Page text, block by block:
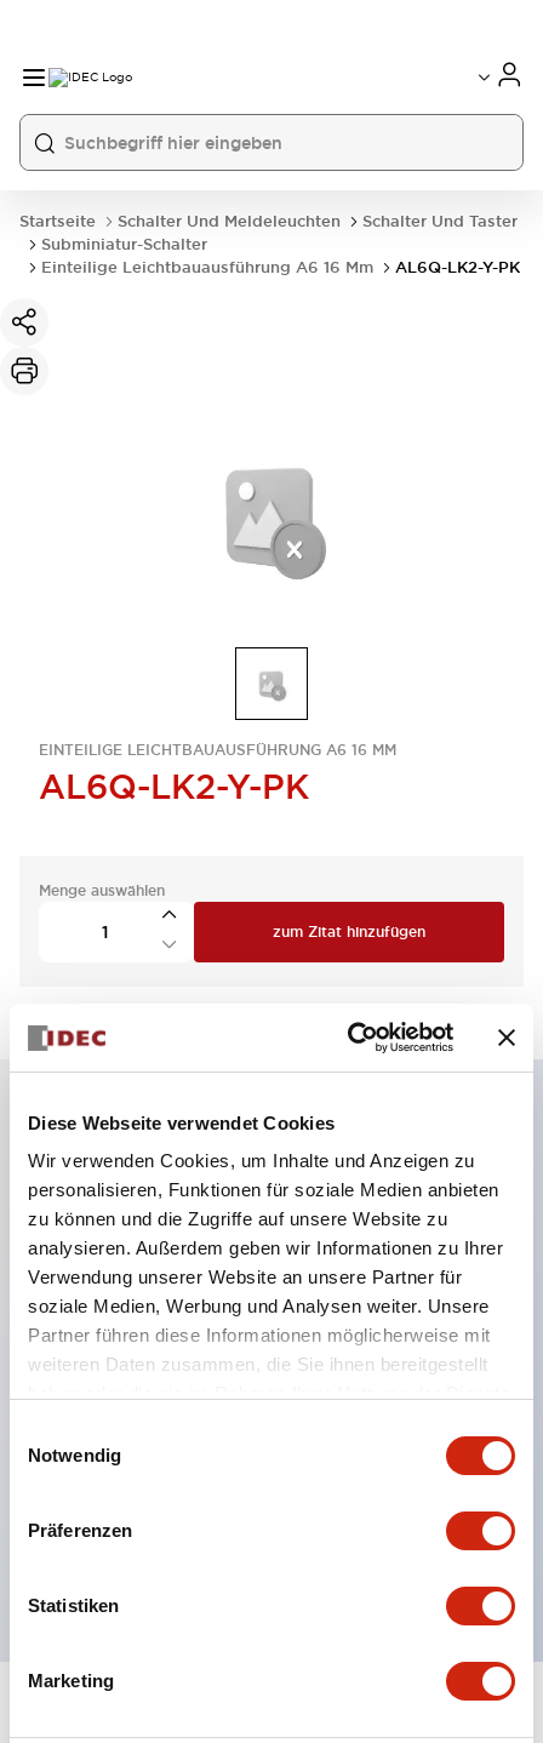
Diese Webseite verwendet Cookies
Wir verwenden Cookies, um Inhalte und Anzeigen zu
personalisieren, Funktionen für soziale Medien anbieten
zu können und die Zugriffe auf unsere Website zu
analysieren. Außerdem geben wir Informationen zu Ihrer
Verwendung unserer Website an unsere Partner für
soziale Medien, Werbung und Analysen weiter. Unsere
Partner führen diese Informationen möglicherweise mit
weiteren Daten zusammen, die Sie ihnen bereitgestellt
Notwendig
Präferenzen
Statistiken
Marketing
Startseite Schalter Und Meldeleuchten
Schalter Und Taster
Subminiatur-Schalter
Einteilige Leichtbauausführung A6 16 Mm
AL6Q-LK2-Y-PK
EINTEILIGE LEICHTBAUAUSFÜHRUNG A6 16 MM
AL6Q-LK2-Y-PK
Menge auswählen
zum Zitat hinzufügen
Geeignet für ein breites Anwendungsspektrum
von der Konsumelektronik bis zum FA-Bereich
LED-Beleuchtungseinheit mit integriertem
strombegrenzendem Widerstand und Diode im
LED-Lampenkörper
UL- und CSA-zertifiziert. Entspricht EN (Europa)
Mit speziellem Zubehör leicht auf Φ22 Flash-
Dokumente und Dateien